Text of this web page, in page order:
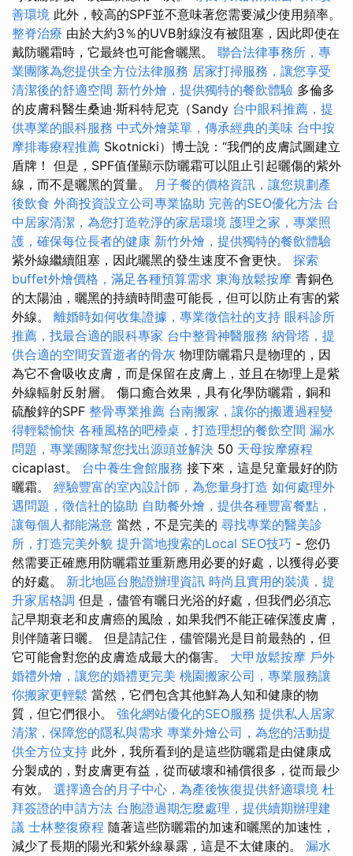
善環境 此外，較高的SPF並不意味著您需要減少使用頻率。
整脊治療 由於大約3％的UVB射線沒有被阻塞，因此即使在
戴防曬霜時，它最終也可能會曬黑。 聯合法律事務所，專
業團隊為您提供全方位法律服務 居家打掃服務，讓您享受
清潔後的舒適空間 新竹外燴，提供獨特的餐飲體驗 多倫多
的皮膚科醫生桑迪·斯科特尼克（Sandy 台中眼科推薦，提
供專業的眼科服務 中式外燴菜單，傳承經典的美味 台中按
摩排毒療程推薦 Skotnicki）博士說：“我們的皮膚試圖建立
盾牌！ 但是，SPF值僅顯示防曬霜可以阻止引起曬傷的紫外
線，而不是曬黑的質量。 月子餐的價格資訊，讓您規劃產
後飲食 外商投資設立公司專業協助 完善的SEO優化方法 台
中居家清潔，為您打造乾淨的家居環境 護理之家，專業照
護，確保每位長者的健康 新竹外燴，提供獨特的餐飲體驗
紫外線繼續阻塞，因此曬黑的發生速度不會更快。 探索
buffet外燴價格，滿足各種預算需求 東海放鬆按摩 青銅色
的太陽油，曬黑的持續時間盡可能長，但可以防止有害的紫
外線。 離婚時如何收集證據，專業徵信社的支持 眼科診所
推薦，找最合適的眼科專家 台中整骨神醫服務 納骨塔，提
供合適的空間安置逝者的骨灰 物理防曬霜只是物理的，因
為它不會吸收皮膚，而是保留在皮膚上，並且在物理上是紫
外線輻射反射層。 傷口癒合效果，具有化學防曬霜，銅和
硫酸鋅的SPF 整骨專業推薦 台南搬家，讓你的搬遷過程變
得輕鬆愉快 各種風格的吧檯桌，打造理想的餐飲空間 漏水
問題，專業團隊幫您找出源頭並解決 50 天母按摩療程
cicaplast。 台中養生會館服務 接下來，這是兒童最好的防
曬霜。 經驗豐富的室內設計師，為您量身打造 如何處理外
遇問題，徵信社的協助 自助餐外燴，提供各種豐富餐點，
讓每個人都能滿意 當然，不是完美的 尋找專業的醫美診
所，打造完美外貌 提升當地搜索的Local SEO技巧 - 您仍
然需要正確應用防曬霜並重新應用必要的好處，以獲得必要
的好處。 新北地區台胞證辦理資訊 時尚且實用的裝潢，提
升家居格調 但是，儘管有曬日光浴的好處，但我們必須忘
記早期衰老和皮膚癌的風險，如果我們不能正確保護皮膚，
則伴隨著日曬。 但是請記住，儘管陽光是目前最熱的，但
它可能會對您的皮膚造成最大的傷害。 大甲放鬆按摩 戶外
婚禮外燴，讓您的婚禮更完美 桃園搬家公司，專業服務讓
你搬家更輕鬆 當然，它們包含其他鮮為人知和健康的物
質，但它們很小。 強化網站優化的SEO服務 提供私人居家
清潔，保障您的隱私與需求 專業外燴公司，為您的活動提
供全方位支持 此外，我所看到的是這些防曬霜是由健康成
分製成的，對皮膚更有益，從而破壞和補償很多，從而最少
有效。 選擇適合的月子中心，為產後恢復提供舒適環境 杜
拜簽證的申請方法 台胞證過期怎麼處理，提供續期辦理建
議 士林整復療程 隨著這些防曬霜的加速和曬黑的加速性，
減少了長期的陽光和紫外線暴露，這是不太健康的。 漏水